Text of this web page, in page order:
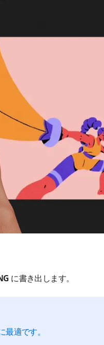
に書き出します。
適です。